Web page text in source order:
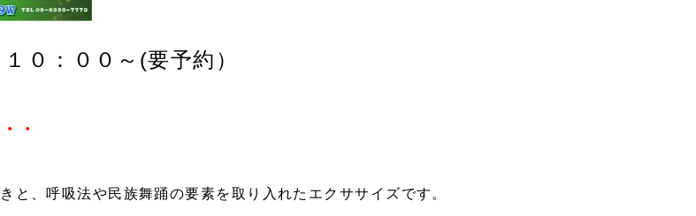
０：００～(要予約）
・
と、呼吸法や民族舞踊の要素を取り入れたエクササイズです。